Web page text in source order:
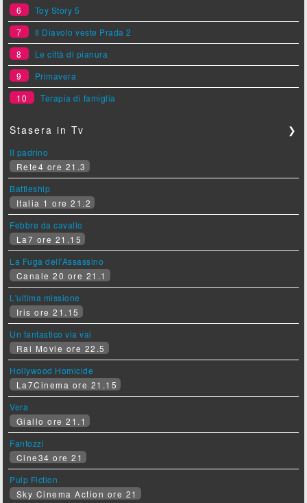
6
Toy Story 5
7
Il Diavolo veste Prada 2
8
Le città di pianura
9
Primavera
10
Terapia di famiglia
Stasera in Tv ❯
Il padrino
Rete4 ore 21.3
Battleship
Italia 1 ore 21.2
Febbre da cavallo
La7 ore 21.15
La Fuga dell'Assassino
Canale 20 ore 21.1
L'ultima missione
Iris ore 21.15
Un fantastico via vai
Rai Movie ore 22.5
Hollywood Homicide
La7Cinema ore 21.15
Vera
Giallo ore 21.1
Fantozzi
Cine34 ore 21
Pulp Fiction
Sky Cinema Action ore 21